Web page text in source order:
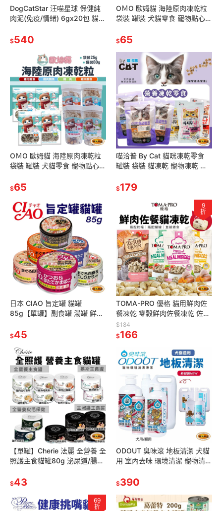
DogCatStar 汪喵星球 保健純
肉泥(免疫/情緒) 6gx20包 貓肉
艦店』
$540
OＭO 歐姆貓 海陸原肉凍乾粒
袋裝 罐裝 犬貓零食 寵物點心
店』
$65
OＭO 歐姆貓 海陸原肉凍乾粒
袋裝 罐裝 犬貓零食 寵物點心
店』
$65
喵洽普 By Cat 貓咪凍乾零食
罐裝 袋裝 貓凍乾 寵物凍乾 寵
$179
日本 CIAO 旨定罐 貓罐
85g【單罐】副食罐 湯罐 鮮肉
店』
$45
9
折
TOMA-PRO 優格 貓用鮮肉佐
餐凍乾 零穀鮮肉佐餐凍乾 佐餐
凍乾酥鬆 貓零食 貓乾糧 貓主食
『林口旗艦店』
$184
$166
【單罐】Cherie 法麗 全營養 全
照護主食貓罐80g 泌尿道/腸
貓罐頭『林口旗艦店
$43
ODOUT 臭味滾 地板清潔 犬貓
用 室內去味 環境清潔 寵物清潔
$390
69
折